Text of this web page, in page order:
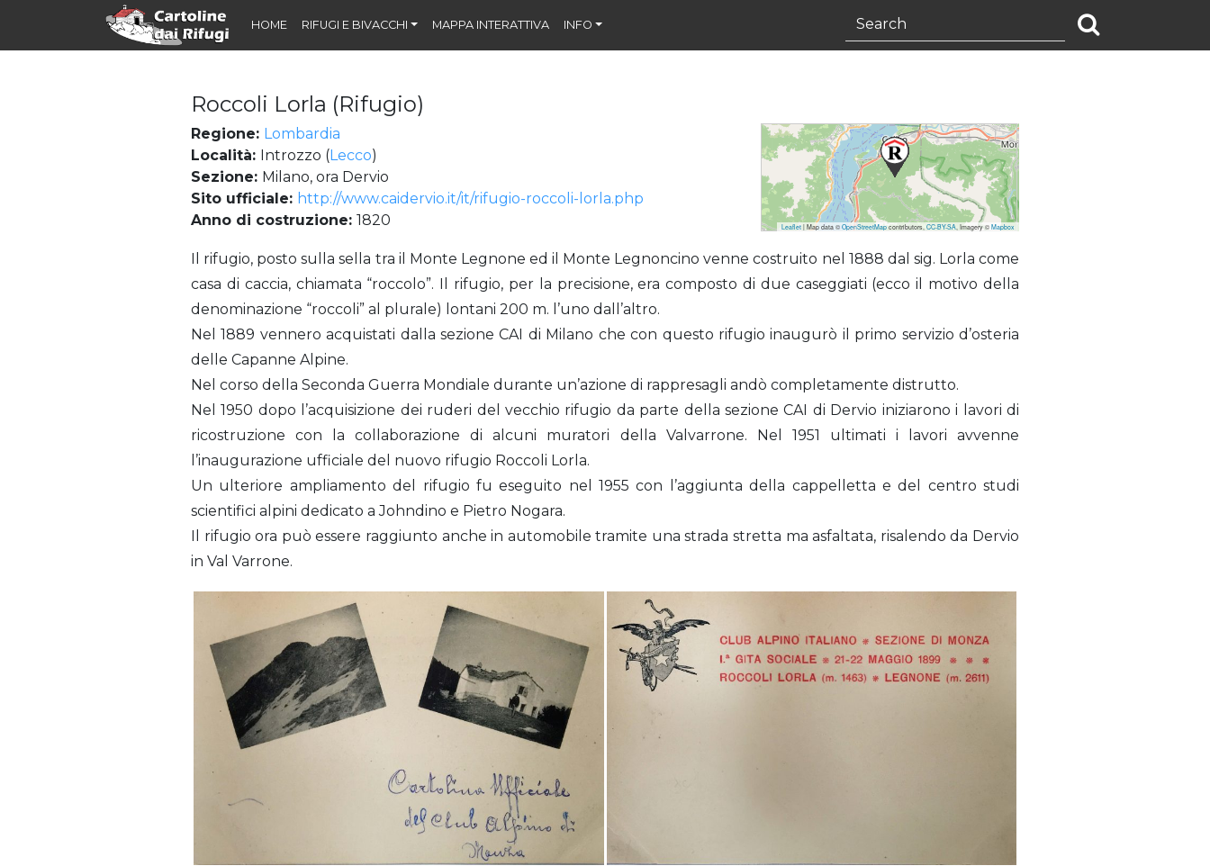
HOME RIFUGI E BIVACCHI MAPPA INTERATTIVA INFO
Roccoli Lorla (Rifugio)
Regione: Lombardia
Località: Introzzo (Lecco)
Sezione: Milano, ora Dervio
Sito ufficiale: http://www.caidervio.it/it/rifugio-roccoli-lorla.php
Anno di costruzione: 1820 Leaflet| Map data © OpenStreetMapcontributors, CC-BY-SA, Imagery © Mapbox
Il rifugio, posto sulla sella tra il Monte Legnone ed il Monte Legnoncino venne costruito nel 1888 dal sig. Lorla come
casa di caccia, chiamata “roccolo”. Il rifugio, per la precisione, era composto di due caseggiati (ecco il motivo della
denominazione “roccoli” al plurale) lontani 200 m. l’uno dall’altro.
Nel 1889 vennero acquistati dalla sezione CAI di Milano che con questo rifugio inaugurò il primo servizio d’osteria
delle Capanne Alpine.
Nel corso della Seconda Guerra Mondiale durante un’azione di rappresagli andò completamente distrutto.
Nel 1950 dopo l’acquisizione dei ruderi del vecchio rifugio da parte della sezione CAI di Dervio iniziarono i lavori di
ricostruzione con la collaborazione di alcuni muratori della Valvarrone. Nel 1951 ultimati i lavori avvenne
l’inaugurazione ufficiale del nuovo rifugio Roccoli Lorla.
Un ulteriore ampliamento del rifugio fu eseguito nel 1955 con l’aggiunta della cappelletta e del centro studi
scientifici alpini dedicato a Johndino e Pietro Nogara.
Il rifugio ora può essere raggiunto anche in automobile tramite una strada stretta ma asfaltata, risalendo da Dervio
in Val Varrone.